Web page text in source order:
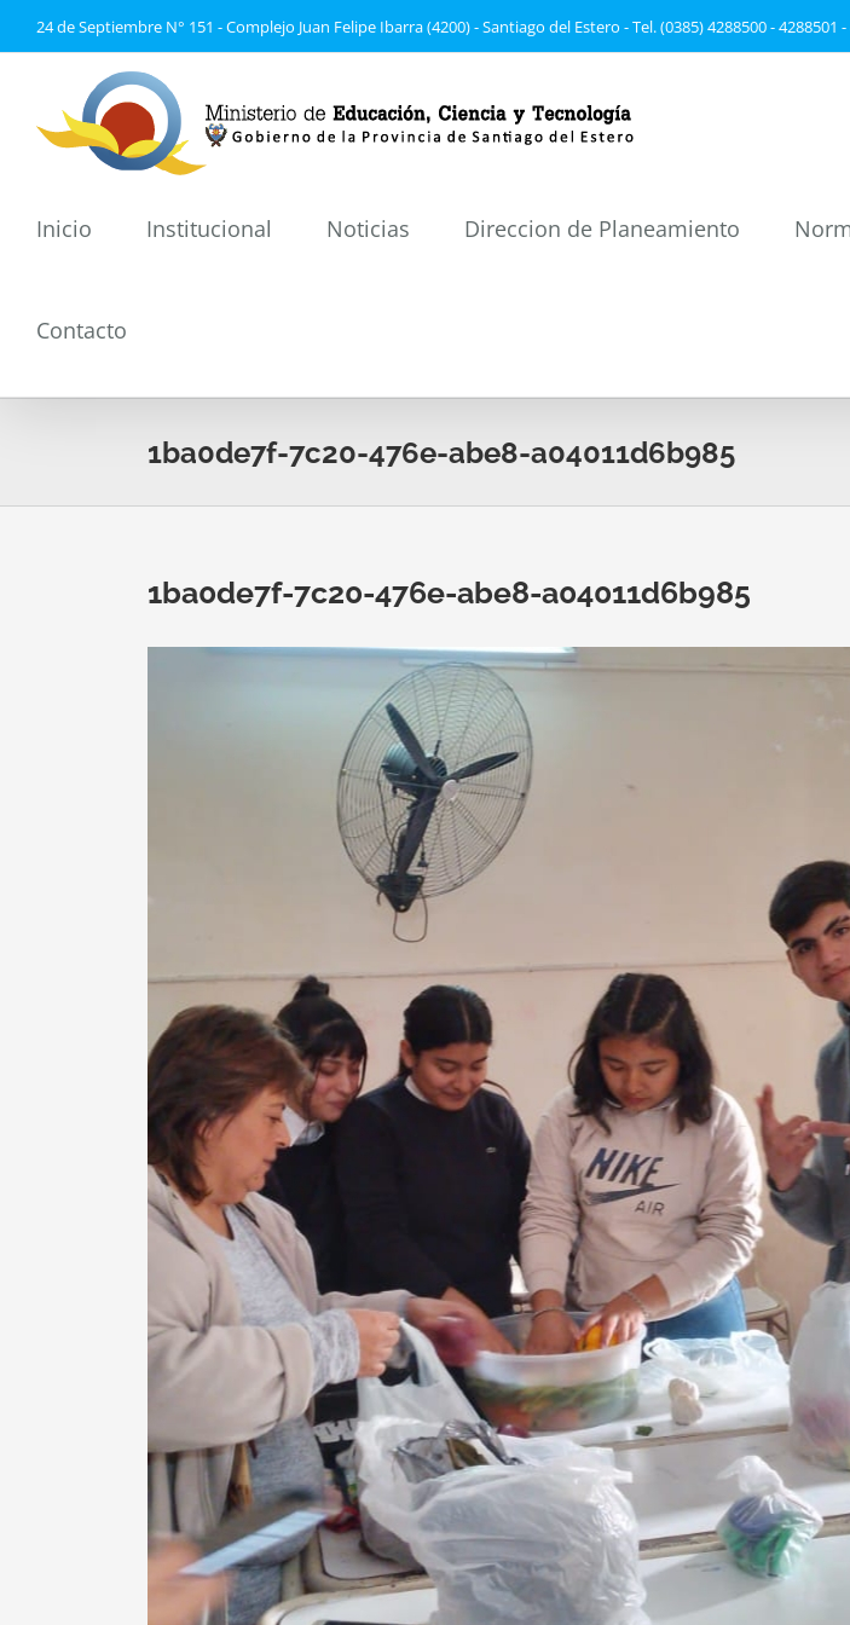
al
24 de Septiembre N° 151 - Complejo Juan Felipe Ibarra (4200) - Santiago del Estero - Tel. (0385) 4288500 - 4288501
Inicio Institucional Noticias Direccion de Planeamiento
Contacto
1ba0de7f-7c20-476e-abe8-a04011d6b985
1ba0de7f-7c20-476e-abe8-a04011d6b985